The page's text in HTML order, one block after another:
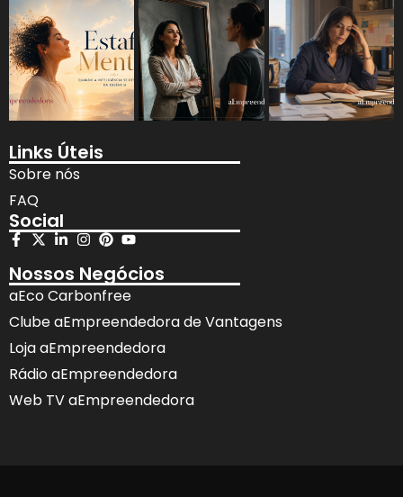
Links Úteis
Sobre nós
FAQ
Social
Nossos Negócios
aEco Carbonfree
Clube aEmpreendedora de Vantagens
Loja aEmpreendedora
Rádio aEmpreendedora
Web TV aEmpreendedora